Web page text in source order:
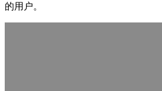
的用户。